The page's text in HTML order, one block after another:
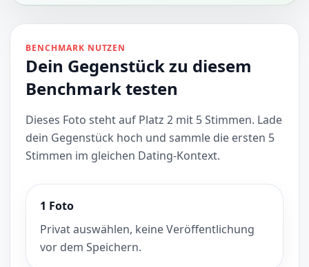
BENCHMARK NUTZEN
Dein Gegenstück zu diesem
Benchmark testen
Dieses Foto steht auf Platz 2 mit 5 Stimmen. Lade
dein Gegenstück hoch und sammle die ersten 5
Stimmen im gleichen Dating-Kontext.
1 Foto
Privat auswählen, keine Veröffentlichung
vor dem Speichern.